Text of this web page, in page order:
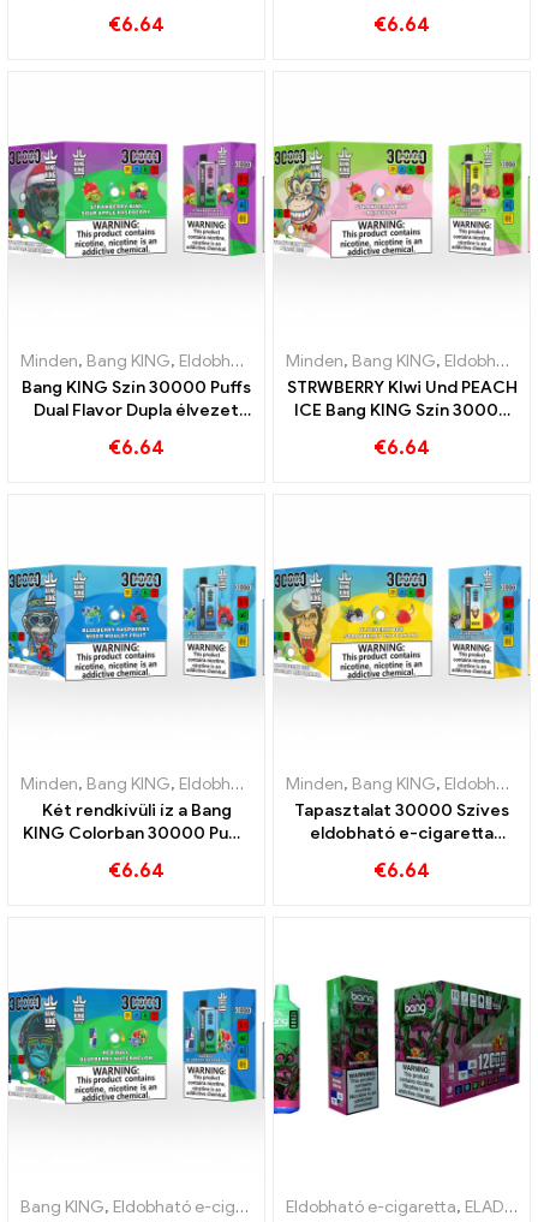
őszibarack mangó
€6.64
ELdobható E-CIGARETTÁK
€6.64
Minden, Bang KING, Eldobható e-cigaretta Litvánia ,Eldobható e-
Bang KING Szín 30000 Puffs
Dual Flavor Dupla élvezet
almás málnával
€6.64
Minden, Bang KING, Eldobható e-cigaretta Litvánia
STRWBERRY KIwi Und PEACH
ICE Bang KING Szín 30000
– Kettős íz az egyedülálló
€6.64
Minden, Bang KING, Eldobható e-cigaretta Litvánia ,Eldobható e-
Két rendkívüli íz a Bang
KING Colorban 30000 Puffs
vegyes és penészes
€6.64
Minden, Bang KING, Eldobható e-cigaretta Litvánia
Tapasztalat 30000 Szíves
eldobható e-cigaretta
Ice találkozik az eper
€6.64
Bang KING, Eldobható e-cigaretta ,Eldobható e-cigaretta Litvánia
Eldobható e-cigaretta, ELADÁS %